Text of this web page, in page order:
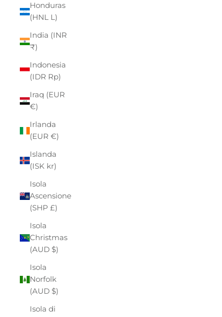
Honduras
(HNL L)
India (INR
₹)
Indonesia
(IDR Rp)
Iraq (EUR
€)
Irlanda
(EUR €)
Islanda
(ISK kr)
Isola
Ascensione
(SHP £)
Isola
Christmas
(AUD $)
Isola
Norfolk
(AUD $)
Isola di